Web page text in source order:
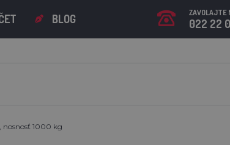
BLOG ZAVOLAJTE
022 22
nosnosť 1000 kg